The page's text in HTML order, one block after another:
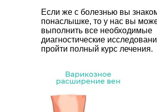
Если же с болезнью вы
понаслышке, то у нас вы
выполнить все необходимые
диагностические
пройти полный курс лечения.